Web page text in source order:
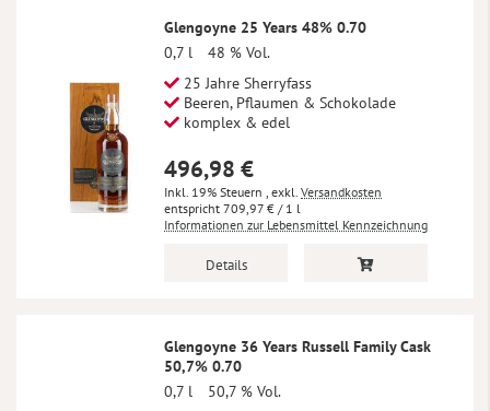
Glengoyne 25 Years 48% 0.70
0,7 l
48 % Vol.
25 Jahre Sherryfass
Beeren, Pflaumen & Schokolade
komplex & edel
496,98 €
Inkl. 19% Steuern , exkl. Versandkosten
709,97 € / 1 l
Informationen zur Lebensmittel Kennzeichnung
Details
Glengoyne 36 Years Russell Family Cask
50,7% 0.70
0,7 l
50,7 % Vol.